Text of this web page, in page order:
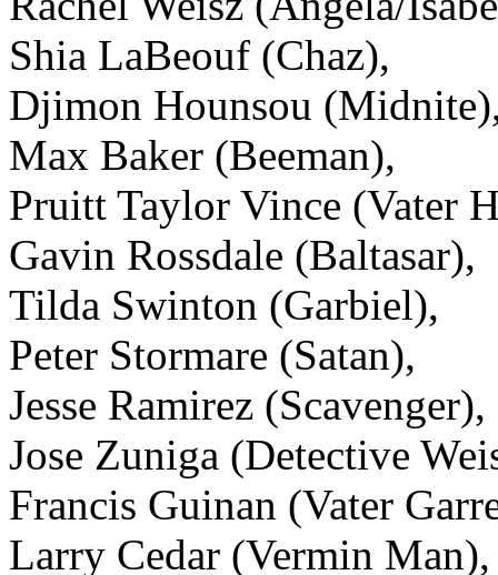
Shia LaBeouf (Chaz),
Djimon Hounsou
Max Baker (Beeman),
Pruitt Taylor Vince (Vater
Gavin Rossdale (Baltasar),
Tilda Swinton (Garbiel),
Peter Stormare (Satan),
Jesse Ramirez (Scavenger),
Jose Zuniga (Detective
Francis Guinan (Vater
Larry Cedar (Vermin Man),